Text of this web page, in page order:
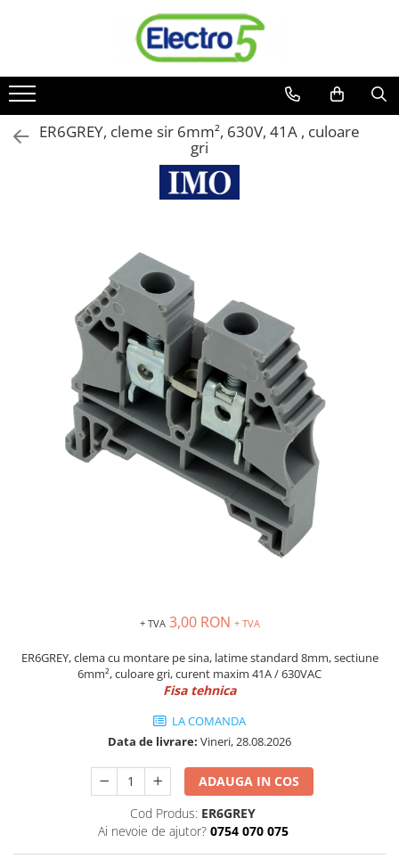
Sisteme de automatizare si control
Automate programabile
Seria DVP-Slim PLC-CPU
Seria iSMART IMO
Seria EASY EATON
Terminale programabile ( HMI-uri )
Touch Panel / HMI
Inregistratoare
Solutii industriale Ethernet
Router si switch-uri industriale
Accesorii generale
Sisteme servo ( Servo-Drivere si
Comunicare Si Masurare
Power meter
Regulatoare de temperatura si
ER6GREY, cleme sir 6mm², 630V, 41A , culoare
gri
+ TVA 3,00 RON + TVA
ER6GREY, clema cu montare pe sina, latime standard 8mm, sectiune
6mm², culoare gri, curent maxim 41A / 630VAC
Fisa tehnica
LA COMANDA
Data de livrare: Vineri, 28.08.2026
ADAUGA IN COS
Cod Produs: ER6GREY
Ai nevoie de ajutor? 0754 070 075